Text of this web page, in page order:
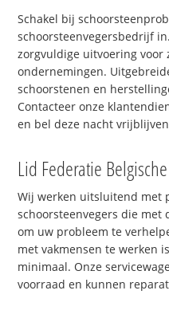
Schakel bij
schoorsteenvegersbedrijf
zorgvuldige uitvoering voor
ondernemingen.
schoorstenen en
Contacteer onze
en bel deze nacht
Lid Federatie
Wij werken uitsluitend met
schoorsteenvegers die met
om uw probleem te
met vakmensen te werken
minimaal. Onze
voorraad en kunnen